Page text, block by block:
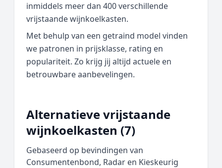
inmiddels meer dan 400 verschillende
vrijstaande wijnkoelkasten.
Met behulp van een getraind model vinden
we patronen in prijsklasse, rating en
populariteit. Zo krijg jij altijd actuele en
betrouwbare aanbevelingen.
Alternatieve vrijstaande
wijnkoelkasten (7)
Gebaseerd op bevindingen van
Consumentenbond, Radar en Kieskeurig